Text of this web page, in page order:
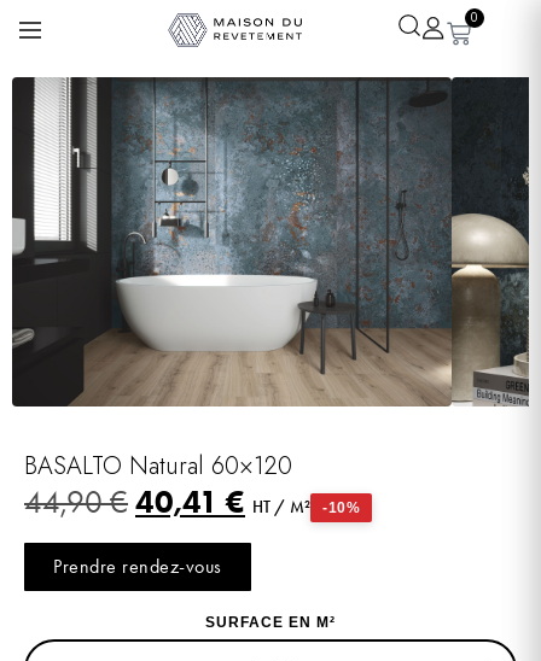
0
BASALTO Natural 60×120
44,90€40,41€ HT / M² -10%
Prendre rendez-vous
SURFACE EN M²
Léa
En ligne· Experte revêtements